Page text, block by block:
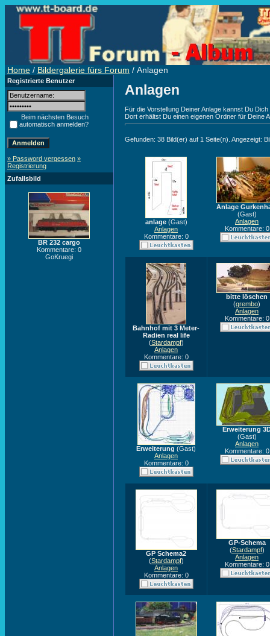
Home / Bildergalerie fürs Forum / Anlagen
Registrierte Benutzer
Beim nächsten Besuch
automatisch anmelden?
» Password vergessen »
Registrierung
Zufallsbild
BR 232 cargo
Kommentare: 0
GoKruegi
Anlagen
Für die Vorstellung Deiner Anlage kannst Du
Dort erhältst Du einen eigenen Ordner für Deine
Gefunden: 38 Bild(er) auf 1 Seite(n). Angezeigt:
anlage(Gast)
Anlagen
Kommentare: 0
Anlage
(Gast)
Anlagen
Kommentare: 0
Bahnhof mit 3 Meter-
Radien real life
(Stardampf)
Anlagen
Kommentare: 0
bitte löschen
(grembo)
Anlagen
Kommentare: 0
Erweiterung (Gast)
Anlagen
Kommentare: 0
Erweiterung
(Gast)
Anlagen
Kommentare: 0
GP Schema2
(Stardampf)
Anlagen
Kommentare: 0
GP-Schema
(Stardampf)
Anlagen
Kommentare: 0